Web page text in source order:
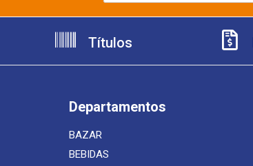
Títulos
Departamentos
BAZAR
BEBIDAS